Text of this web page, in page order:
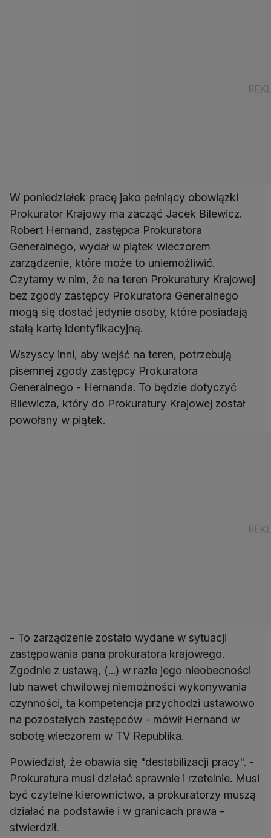
W poniedziałek pracę jako pełniący obowiązki
Prokurator Krajowy ma zacząć Jacek Bilewicz.
Robert Hernand, zastępca Prokuratora
Generalnego, wydał w piątek wieczorem
zarządzenie, które może to uniemożliwić.
Czytamy w nim, że na teren Prokuratury Krajowej
bez zgody zastępcy Prokuratora Generalnego
mogą się dostać jedynie osoby, które posiadają
stałą kartę identyfikacyjną.
Wszyscy inni, aby wejść na teren, potrzebują
pisemnej zgody zastępcy Prokuratora
Generalnego - Hernanda. To będzie dotyczyć
Bilewicza, który do Prokuratury Krajowej został
powołany w piątek.
- To zarządzenie zostało wydane w sytuacji
zastępowania pana prokuratora krajowego.
Zgodnie z ustawą, (...) w razie jego nieobecności
lub nawet chwilowej niemożności wykonywania
czynności, ta kompetencja przychodzi ustawowo
na pozostałych zastępców - mówił Hernand w
sobotę wieczorem w TV Republika.
Powiedział, że obawia się "destabilizacji pracy". -
Prokuratura musi działać sprawnie i rzetelnie. Musi
być czytelne kierownictwo, a prokuratorzy muszą
działać na podstawie i w granicach prawa -
stwierdził.